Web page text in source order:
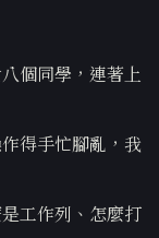
個同學，連著上
得手忙腳亂，我
工作列、怎麼打